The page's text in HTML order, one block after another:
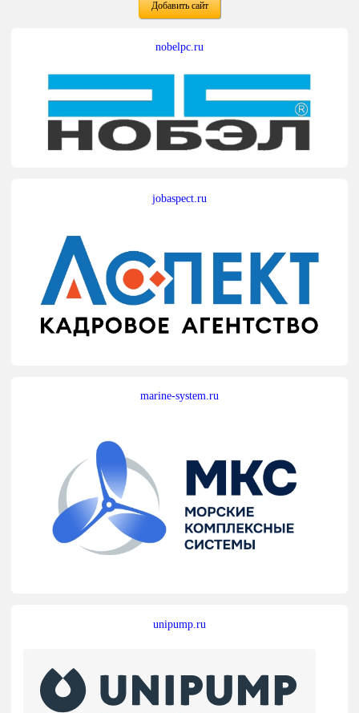
Добавить сайт
nobelpc.ru
jobaspect.ru
marine-system.ru
unipump.ru